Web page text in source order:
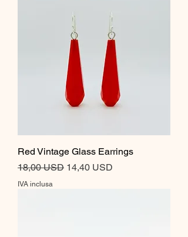
Red Vintage Glass Earrings
Prezzo regolare
18,00 USD Prezzo scontato
14,40 USD
IVA inclusa